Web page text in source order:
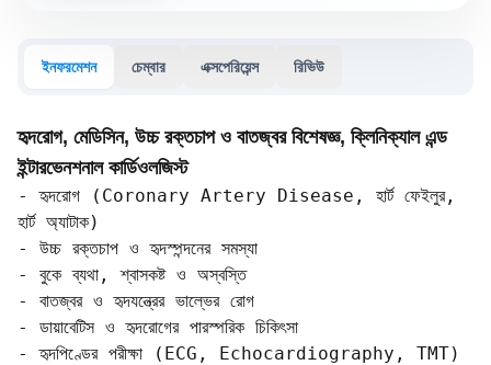
ইনফরমেশন চেম্বার এক্সপেরিয়েন্স রিভিউ
হৃদরোগ, মেডিসিন, উচ্চ রক্তচাপ ও বাতজ্বর বিশেষজ্ঞ, ক্লিনিক্যাল এন্ড
ইন্টারভেনশনাল কার্ডিওলজিস্ট
- হৃদরোগ (Coronary Artery Disease, হার্ট ফেইলুর,
হার্ট অ্যাটাক)
- উচ্চ রক্তচাপ ও হৃদস্পন্দনের সমস্যা
- বুকে ব্যথা, শ্বাসকষ্ট ও অস্বস্তি
- বাতজ্বর ও হৃদযন্ত্রের ভাল্ভের রোগ
- ডায়াবেটিস ও হৃদরোগের পারস্পরিক চিকিৎসা
- হৃদপিণ্ডের পরীক্ষা (ECG, Echocardiography, TMT)